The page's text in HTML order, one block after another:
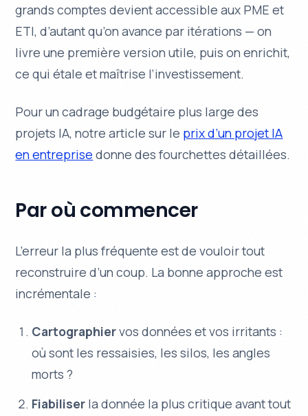
grands comptes devient accessible aux PME et
ETI, d’autant qu’on avance par itérations — on
livre une première version utile, puis on enrichit,
ce qui étale et maîtrise l’investissement.
Pour un cadrage budgétaire plus large des
projets IA, notre article sur le prix d’un projet IA
en entreprise donne des fourchettes détaillées.
Par où commencer
L’erreur la plus fréquente est de vouloir tout
reconstruire d’un coup. La bonne approche est
incrémentale :
Cartographiervos données et vos irritants :
où sont les ressaisies, les silos, les angles
morts ?
Fiabiliser la donnée la plus critique avant tout